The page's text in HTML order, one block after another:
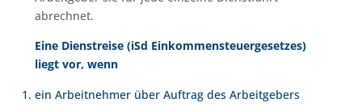
abrechnet.
Eine Dienstreise (iSd Einkommensteuergesetzes)
liegt vor, wenn
ein Arbeitnehmer über Auftrag des Arbeitgebers